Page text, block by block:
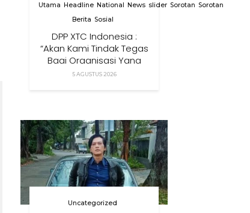
Utama
Headline National News slider Sorotan Sorotan
Berita Sosial
DPP XTC Indonesia :
“Akan Kami Tindak Tegas
Bagi Organisasi Yang
Menggunakan Nama,
5 AGUSTUS 2026
Uncategorized